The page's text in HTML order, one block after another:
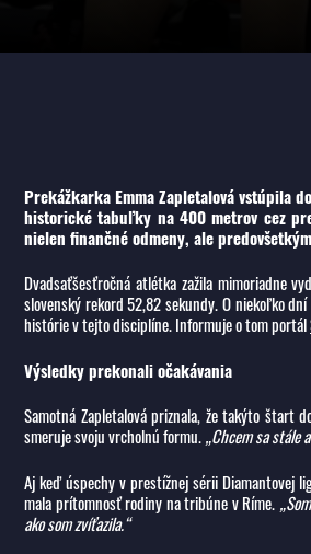
Prekážkarka Emma Zapletalová vstúpila
historické tabuľky na 400 metrov cez
nielen finančné odmeny, ale
Dvadsaťšesťročná atlétka zažila mimoriadne
slovenský rekord 52,82 sekundy. O niekoľko
histórie v tejto disciplíne. Informuje o tom portál
Výsledky prekonali očakávania
Samotná Zapletalová priznala, že takýto štart
smeruje svoju vrcholnú formu.„Chcem sa stále
Aj keď úspechy v prestížnej sérii Diamantovej
mala prítomnosť rodiny na tribúne v Ríme.
ako som zvíťazila.“